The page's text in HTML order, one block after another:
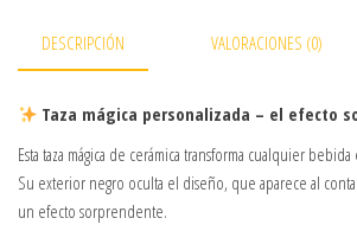
DESCRIPCIÓN VALORACIONES (0)
Taza mágica personalizada – el efecto
Esta taza mágica de cerámica transforma cualquier
Su exterior negro oculta el diseño, que aparece al
un efecto sorprendente.